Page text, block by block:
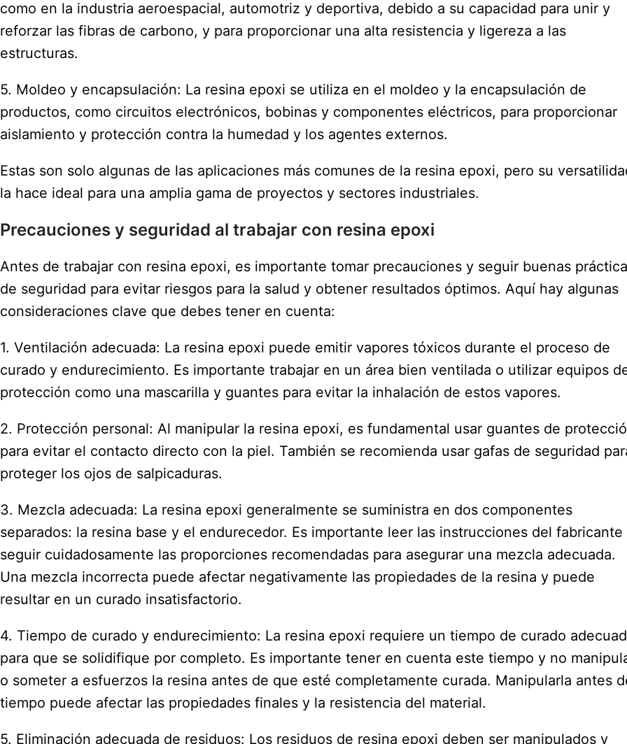
como en la industria aeroespacial, automotriz y deportiva, debido a su capacidad para unir y
reforzar las fibras de carbono, y para proporcionar una alta resistencia y ligereza a las
estructuras.
5. Moldeo y encapsulación: La resina epoxi se utiliza en el moldeo y la encapsulación de
productos, como circuitos electrónicos, bobinas y componentes eléctricos, para proporcionar
aislamiento y protección contra la humedad y los agentes externos.
Estas son solo algunas de las aplicaciones más comunes de la resina epoxi, pero su
la hace ideal para una amplia gama de proyectos y sectores industriales.
Precauciones y seguridad al trabajar con resina epoxi
Antes de trabajar con resina epoxi, es importante tomar precauciones y seguir buenas
de seguridad para evitar riesgos para la salud y obtener resultados óptimos. Aquí hay algunas
consideraciones clave que debes tener en cuenta:
1. Ventilación adecuada: La resina epoxi puede emitir vapores tóxicos durante el proceso de
curado y endurecimiento. Es importante trabajar en un área bien ventilada o utilizar equipos
protección como una mascarilla y guantes para evitar la inhalación de estos vapores.
2. Protección personal: Al manipular la resina epoxi, es fundamental usar guantes de
para evitar el contacto directo con la piel. También se recomienda usar gafas de seguridad
proteger los ojos de salpicaduras.
3. Mezcla adecuada: La resina epoxi generalmente se suministra en dos componentes
separados: la resina base y el endurecedor. Es importante leer las instrucciones del fabricante
seguir cuidadosamente las proporciones recomendadas para asegurar una mezcla adecuada.
Una mezcla incorrecta puede afectar negativamente las propiedades de la resina y puede
resultar en un curado insatisfactorio.
4. Tiempo de curado y endurecimiento: La resina epoxi requiere un tiempo de curado
para que se solidifique por completo. Es importante tener en cuenta este tiempo y no
o someter a esfuerzos la resina antes de que esté completamente curada. Manipularla antes
tiempo puede afectar las propiedades finales y la resistencia del material.
5. Eliminación adecuada de residuos: Los residuos de resina epoxi deben ser manipulados y